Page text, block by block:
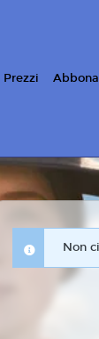
Prezzi
Non